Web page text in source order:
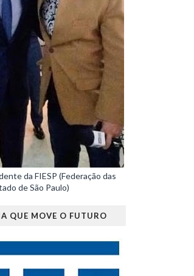
da FIESP (Federação das
de São Paulo)
QUE MOVE O FUTURO